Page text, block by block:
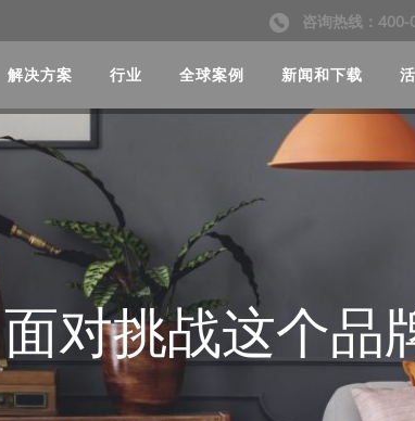
咨询热线：
解决方案 行业 全球案例 新闻和下载
对挑战这个品